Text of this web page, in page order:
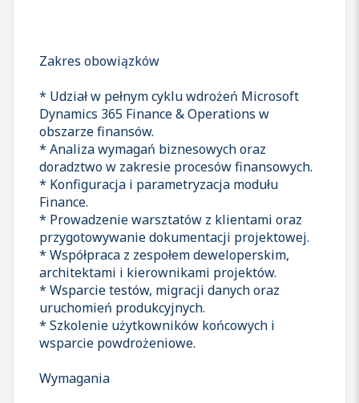
Zakres obowiązków
* Udział w pełnym cyklu wdrożeń Microsoft
Dynamics 365 Finance & Operations w
obszarze finansów.
* Analiza wymagań biznesowych oraz
doradztwo w zakresie procesów finansowych.
* Konfiguracja i parametryzacja modułu
Finance.
* Prowadzenie warsztatów z klientami oraz
przygotowywanie dokumentacji projektowej.
* Współpraca z zespołem deweloperskim,
architektami i kierownikami projektów.
* Wsparcie testów, migracji danych oraz
uruchomień produkcyjnych.
* Szkolenie użytkowników końcowych i
wsparcie powdrożeniowe.
Wymagania